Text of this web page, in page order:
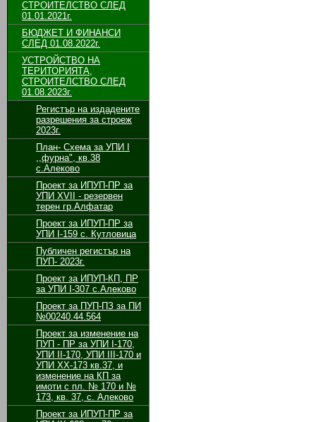
СТРОИТЕЛСТВО СЛЕД
01.01.2021г.
БЮДЖЕТ И ФИНАНСИ
СЛЕД 01.08.2022г.
УСТРОЙСТВО НА
ТЕРИТОРИЯТА,
СТРОИТЕЛСТВО СЛЕД
01.08.2023г.
Регистър на издадените
разрешения за строеж
2023г.
План- Схема за УПИ I
,,фурна", кв.38
с.Алеково
Проект за ИПУП-ПР за
УПИ XVII - резервен
терен гр.Алфатар
Проект за ИПУП-ПР за
УПИ I-159 с. Кутловица
Публичен регистър на
ПУП- 2023г.
Проект за ИПУП-КП, ПР
за УПИ I-307 с.Алеково
Проект за ПУП-ПЗ за ПИ
№00240.44.564
Проект за изменение на
ПУП - ПР за УПИ І-170,
УПИ ІІ-170, УПИ ІІІ-170 и
УПИ ХХ-173 кв.37, и
изменение на КП за
имоти с пл. № 170 и №
173, кв. 37, с. Алеково
Проект за ИПУП-ПР за